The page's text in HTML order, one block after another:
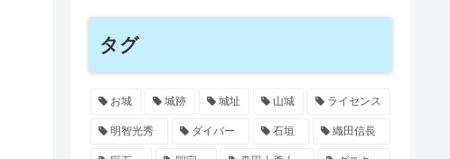
タグ
お城 城跡 城址 山城 ライセンス
明智光秀 ダイバー 石垣 織田信長